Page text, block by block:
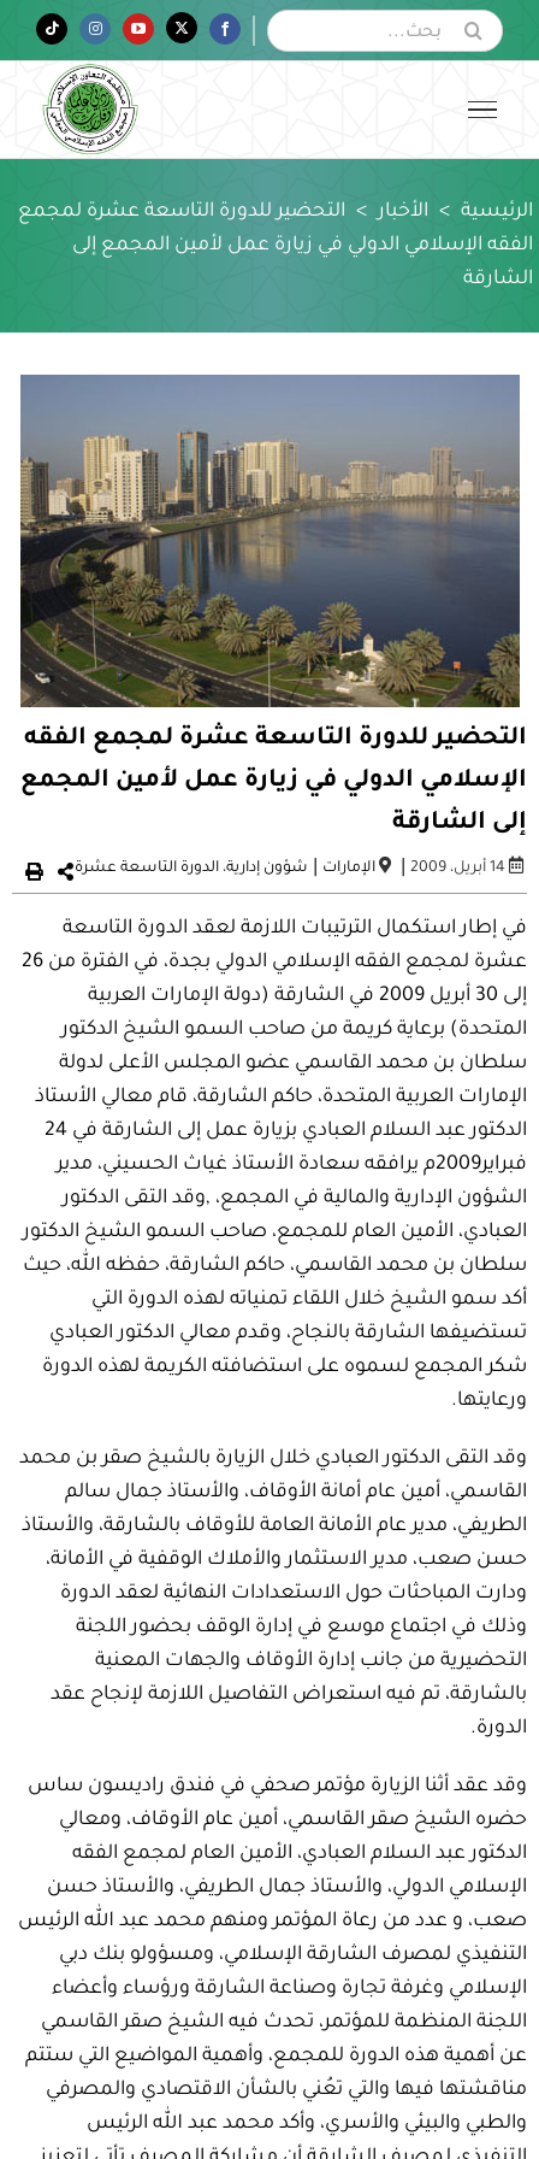
البحث
عن:
Facebook
Twitter
YouTube
Instagram
Tiktok
الرئيسية > الأخبار > التحضير للدورة التاسعة عشرة لمجمع
الفقه الإسلامي الدولي في زيارة عمل لأمين المجمع إلى
الشارقة
التحضير للدورة التاسعة عشرة لمجمع الفقه
الإسلامي الدولي في زيارة عمل لأمين المجمع
إلى الشارقة
14 أبريل، 2009 | الإمارات شؤون إدارية، الدورة التاسعة عشرة
في إطار استكمال الترتيبات اللازمة لعقد الدورة التاسعة
عشرة لمجمع الفقه الإسلامي الدولي بجدة، في الفترة من 26
إلى 30 أبريل 2009 في الشارقة (دولة الإمارات العربية
المتحدة) برعاية كريمة من صاحب السمو الشيخ الدكتور
سلطان بن محمد القاسمي عضو المجلس الأعلى لدولة
الإمارات العربية المتحدة، حاكم الشارقة، قام معالي الأستاذ
الدكتور عبد السلام العبادي بزيارة عمل إلى الشارقة في 24
فبراير2009م يرافقه سعادة الأستاذ غياث الحسيني، مدير
الشؤون الإدارية والمالية في المجمع، ,وقد التقى الدكتور
العبادي، الأمين العام للمجمع، صاحب السمو الشيخ الدكتور
سلطان بن محمد القاسمي، حاكم الشارقة، حفظه الله، حيث
أكد سمو الشيخ خلال اللقاء تمنياته لهذه الدورة التي
تستضيفها الشارقة بالنجاح، وقدم معالي الدكتور العبادي
شكر المجمع لسموه على استضافته الكريمة لهذه الدورة
ورعايتها.
وقد التقى الدكتور العبادي خلال الزيارة بالشيخ صقر بن محمد
القاسمي، أمين عام أمانة الأوقاف، والأستاذ جمال سالم
الطريفي، مدير عام الأمانة العامة للأوقاف بالشارقة، والأستاذ
حسن صعب، مدير الاستثمار والأملاك الوقفية في الأمانة،
ودارت المباحثات حول الاستعدادات النهائية لعقد الدورة
وذلك في اجتماع موسع في إدارة الوقف بحضور اللجنة
التحضيرية من جانب إدارة الأوقاف والجهات المعنية
بالشارقة، تم فيه استعراض التفاصيل اللازمة لإنجاح عقد
الدورة.
وقد عقد أثنا الزيارة مؤتمر صحفي في فندق راديسون ساس
حضره الشيخ صقر القاسمي، أمين عام الأوقاف، ومعالي
الدكتور عبد السلام العبادي، الأمين العام لمجمع الفقه
الإسلامي الدولي، والأستاذ جمال الطريفي، والأستاذ حسن
صعب، و عدد من رعاة المؤتمر ومنهم محمد عبد الله الرئيس
التنفيذي لمصرف الشارقة الإسلامي، ومسؤولو بنك دبي
الإسلامي وغرفة تجارة وصناعة الشارقة ورؤساء وأعضاء
اللجنة المنظمة للمؤتمر، تحدث فيه الشيخ صقر القاسمي
عن أهمية هذه الدورة للمجمع، وأهمية المواضيع التي ستتم
مناقشتها فيها والتي تعُني بالشأن الاقتصادي والمصرفي
والطبي والبيئي والأسري، وأكد محمد عبد الله الرئيس